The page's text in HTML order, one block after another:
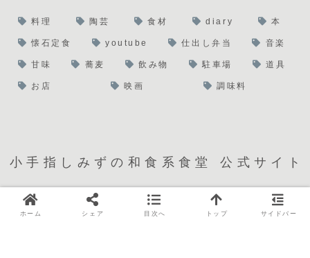
料理 陶芸 食材 diary 本
懐石定食 youtube 仕出し弁当 音楽
甘味 蕎麦 飲み物 駐車場 道具
お店 映画 調味料
小手指しみずの和食系食堂 公式サイト
・プライバシーポリシー
・反社会的勢力に対する基本
方針
ホーム シェア 目次へ トップ サイドバー